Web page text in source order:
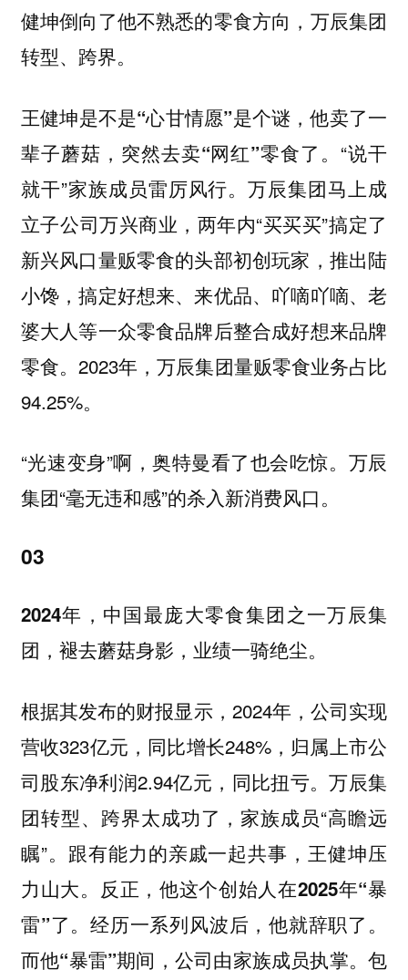
健坤倒向了他不熟悉的零食方向，万辰集团
转型、跨界。
王健坤是不是“心甘情愿”是个谜，他卖了一
辈子蘑菇，突然去卖“网红”零食了。 “说干
就干”家族成员雷厉风行。万辰集团马上成
立子公司万兴商业，两年内“买买买”搞定了
新兴风口量贩零食的头部初创玩家，推出陆
小馋，搞定好想来、来优品、吖嘀吖嘀、老
婆大人等一众零食品牌后整合成好想来品牌
零食。2023年，万辰集团量贩零食业务占比
94.25%。
“光速变身”啊，奥特曼看了也会吃惊。万辰
集团“毫无违和感”的杀入新消费风口。
03
2024年，中国最庞大零食集团之一万辰集
团，褪去蘑菇身影，业绩一骑绝尘。
根据其发布的财报显示，2024年，公司实现
营收323亿元，同比增长248%，归属上市公
司股东净利润2.94亿元，同比扭亏。万辰集
团转型、跨界太成功了，家族成员“高瞻远
瞩”。 跟有能力的亲戚一起共事，王健坤压
力山大。反正，他这个创始人在2025年“暴
雷”了。经历一系列风波后，他就辞职了。
而他“暴雷”期间，公司由家族成员执掌。包